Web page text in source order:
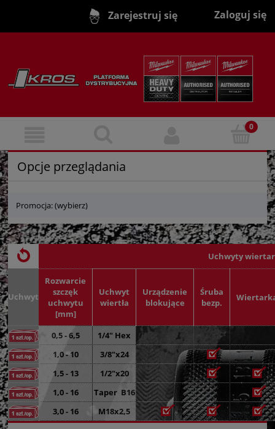
Zarejestruj się Zaloguj się
Opcje przeglądania
Promocja: (wybierz)
Uchwyty
Uchwyt
Rozwarcie
szczęk
uchwytu
[mm]
Uchwyt
wiertła
Urządzenie
blokujące
Śruba
bezp.
0,5 - 6,5
1/4" Hex
1,0 - 10
3/8"x24
1,5 - 13
1/2"x20
1,0 - 16
Taper B16
3,0 - 16
M18x2,5